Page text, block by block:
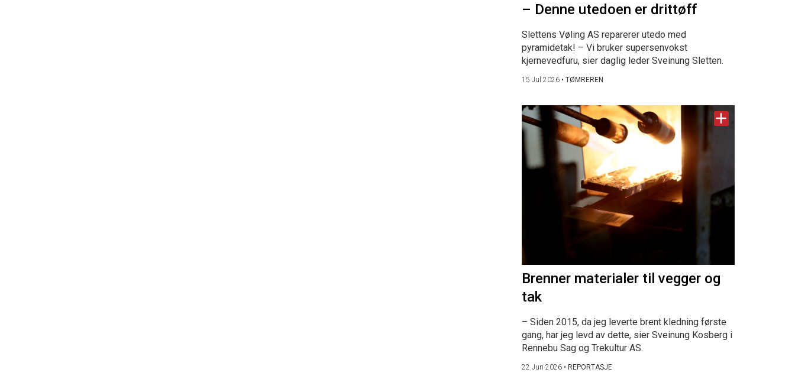
– Denne utedoen er drittøff
Slettens Vøling AS reparerer utedo med
pyramidetak! – Vi bruker supersenvokst
kjernevedfuru, sier daglig leder Sveinung Sletten.
15 Jul 2026 • TØMREREN
Brenner materialer til vegger og
tak
– Siden 2015, da jeg leverte brent kledning første
gang, har jeg levd av dette, sier Sveinung Kosberg i
Rennebu Sag og Trekultur AS.
22 Jun 2026 • REPORTASJE